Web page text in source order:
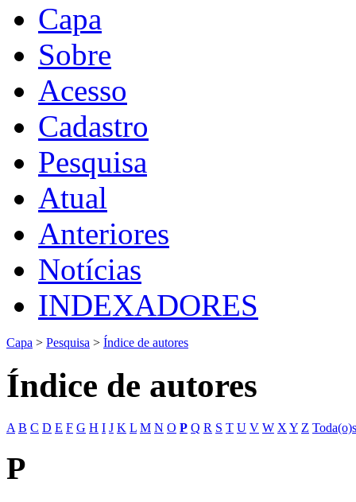
Capa
Sobre
Acesso
Cadastro
Pesquisa
Atual
Anteriores
Notícias
INDEXADORES
Capa > Pesquisa > Índice de autores
Índice de autores
A B C D E F G H I J K L M N O P Q R S T U V W X Y Z Toda(o)s
P